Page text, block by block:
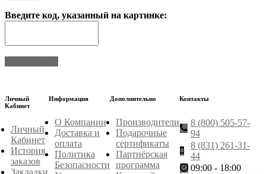
Введите код, указанный на картинке:
Личный
Кабинет
Личный
Кабинет
История
заказов
Информация
О Компании
Доставка и
оплата
Политика
Безопасности
Дополнительно
Производители
Подарочные
сертификаты
Партнёрская
программа
Контакты
8 (800) 505-57-
94
8 (831) 261-31-
44
09:00 - 18:00